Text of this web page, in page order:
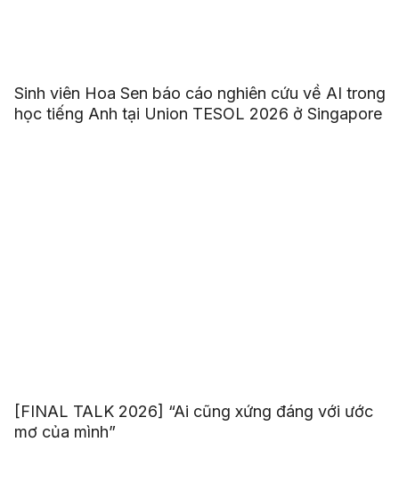
Sinh viên Hoa Sen báo cáo nghiên cứu về AI trong
học tiếng Anh tại Union TESOL 2026 ở Singapore
[FINAL TALK 2026] “Ai cũng xứng đáng với ước
mơ của mình”